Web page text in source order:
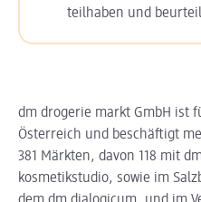
teilhaben und
dm drogerie markt GmbH ist
Österreich und beschäftigt
381 Märkten, davon 118 mit
kosmetikstudio, sowie im